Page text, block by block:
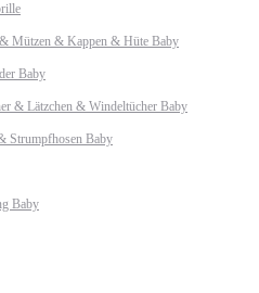
Mützen & Kappen & Hüte Baby
Baby
& Lätzchen & Windeltücher Baby
Strumpfhosen Baby
Baby